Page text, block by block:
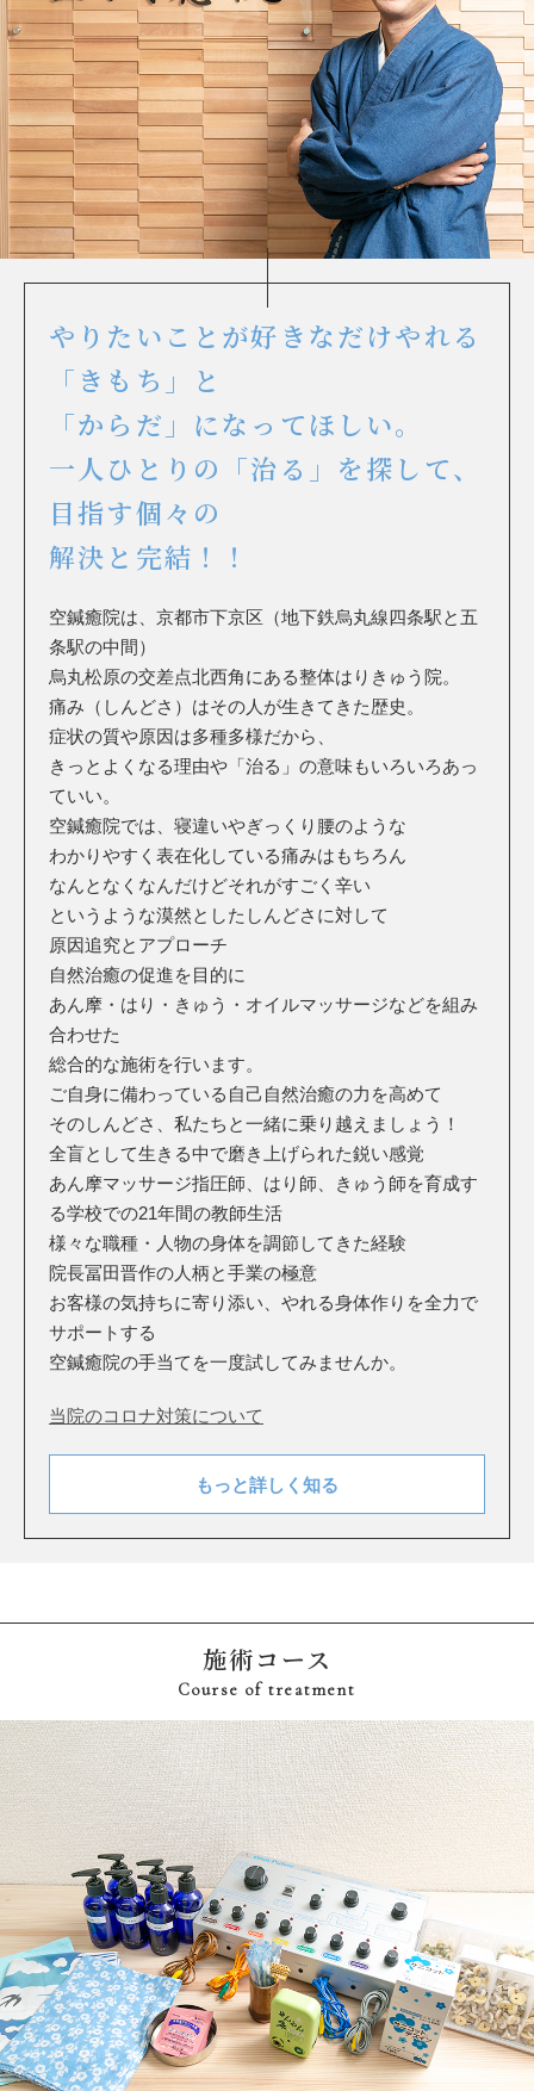
やりたいことが好きなだけやれる
「きもち」と
「からだ」になってほしい。
一人ひとりの「治る」を探して、
目指す個々の
解決と完結！！
空鍼癒院は、京都市下京区（地下鉄烏丸線四条駅と五
条駅の中間）
烏丸松原の交差点北西角にある整体はりきゅう院。
痛み（しんどさ）はその人が生きてきた歴史。
症状の質や原因は多種多様だから、
きっとよくなる理由や「治る」の意味もいろいろあっ
ていい。
空鍼癒院では、寝違いやぎっくり腰のような
わかりやすく表在化している痛みはもちろん
なんとなくなんだけどそれがすごく辛い
というような漠然としたしんどさに対して
原因追究とアプローチ
自然治癒の促進を目的に
あん摩・はり・きゅう・オイルマッサージなどを組み
合わせた
総合的な施術を行います。
ご自身に備わっている自己自然治癒の力を高めて
そのしんどさ、私たちと一緒に乗り越えましょう！
全盲として生きる中で磨き上げられた鋭い感覚
あん摩マッサージ指圧師、はり師、きゅう師を育成す
る学校での21年間の教師生活
様々な職種・人物の身体を調節してきた経験
院長冨田晋作の人柄と手業の極意
お客様の気持ちに寄り添い、やれる身体作りを全力で
サポートする
空鍼癒院の手当てを一度試してみませんか。
当院のコロナ対策について
もっと詳しく知る
施術コース
Course of treatment